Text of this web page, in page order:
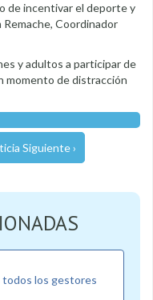
de incentivar el deporte y
Coordinador
y adultos a participar de
momento de distracción
Siguiente ›
todos los gestores